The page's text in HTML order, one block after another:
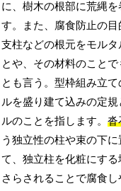
に、樹木の根部に荒縄
す。また、腐食防止の
支柱などの根元をモルタ
とや、その材料のこと
とも言う。型枠組み立
ルを盛り建て込みの定
ルのことを指します。沓
う独立性の柱や束の下
て、独立柱を化粧にす
さらされることで腐食